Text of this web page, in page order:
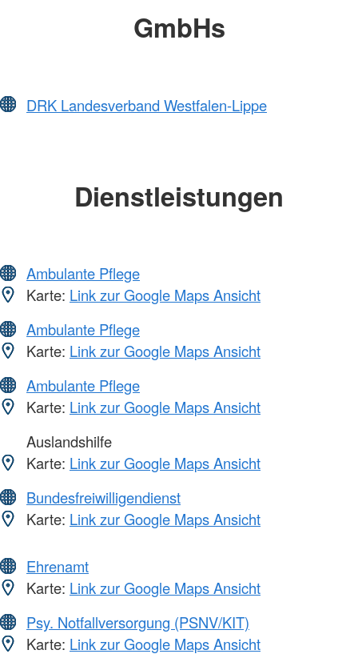
GmbHs
DRK Landesverband Westfalen-Lippe
Dienstleistungen
Ambulante Pflege
Karte: Link zur Google Maps Ansicht
Ambulante Pflege
Karte: Link zur Google Maps Ansicht
Ambulante Pflege
Karte: Link zur Google Maps Ansicht
Auslandshilfe
Karte: Link zur Google Maps Ansicht
Bundesfreiwilligendienst
Karte: Link zur Google Maps Ansicht
Ehrenamt
Karte: Link zur Google Maps Ansicht
Psy. Notfallversorgung (PSNV/KIT)
Karte: Link zur Google Maps Ansicht